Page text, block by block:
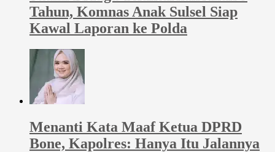
Tahun, Komnas Anak Sulsel Siap
Kawal Laporan ke Polda
Menanti Kata Maaf Ketua DPRD
Bone, Kapolres: Hanya Itu Jalannya